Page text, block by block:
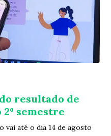
resultado de
2º semestre
vai até o dia 14 de agosto